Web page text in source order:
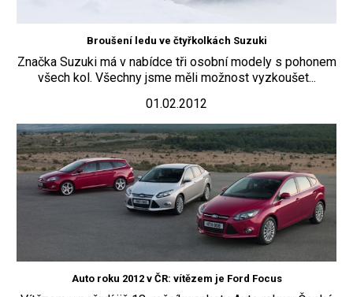
Broušení ledu ve čtyřkolkách Suzuki
Značka Suzuki má v nabídce tři osobní modely s pohonem
všech kol. Všechny jsme měli možnost vyzkoušet...
01.02.2012
Auto roku 2012 v ČR: vítězem je Ford Focus